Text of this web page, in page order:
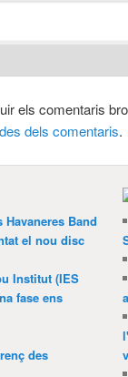
els comentaris
dels comentaris.
Band
el nou disc
Institut (IES
fase ens
des